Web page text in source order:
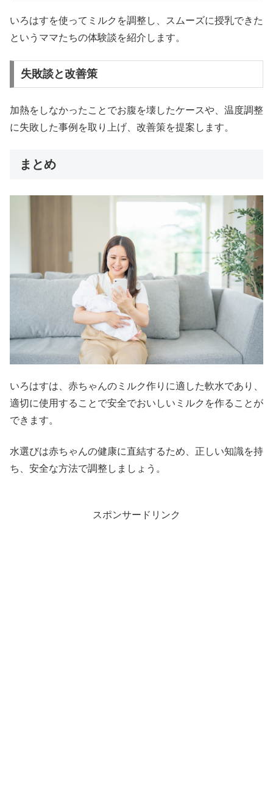
いろはすを使ってミルクを調整し、スムーズに授乳できた
というママたちの体験談を紹介します。
失敗談と改善策
加熱をしなかったことでお腹を壊したケースや、温度調整
に失敗した事例を取り上げ、改善策を提案します。
まとめ
いろはすは、赤ちゃんのミルク作りに適した軟水であり、
適切に使用することで安全でおいしいミルクを作ることが
できます。
水選びは赤ちゃんの健康に直結するため、正しい知識を持
ち、安全な方法で調整しましょう。
スポンサードリンク